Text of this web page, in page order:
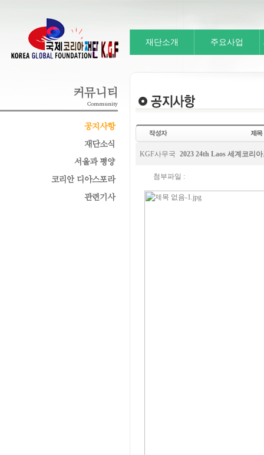
재단소개 주요사업
커뮤니티
Community
공지사항
재단소식
서울과 평양
코리안 디아스포라
관련기사
KGF사무국 2023 24th Laos 세계코리
첨부파일 :